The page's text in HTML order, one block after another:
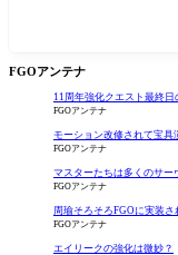
FGOアンテナ
11周年強化クエスト最終
FGOアンテナ
モーション改修されて宝具
FGOアンテナ
マスターたちは多くのサー
FGOアンテナ
周瑜そろそろFGOに実装さ
FGOアンテナ
エイリークの強化は微妙？